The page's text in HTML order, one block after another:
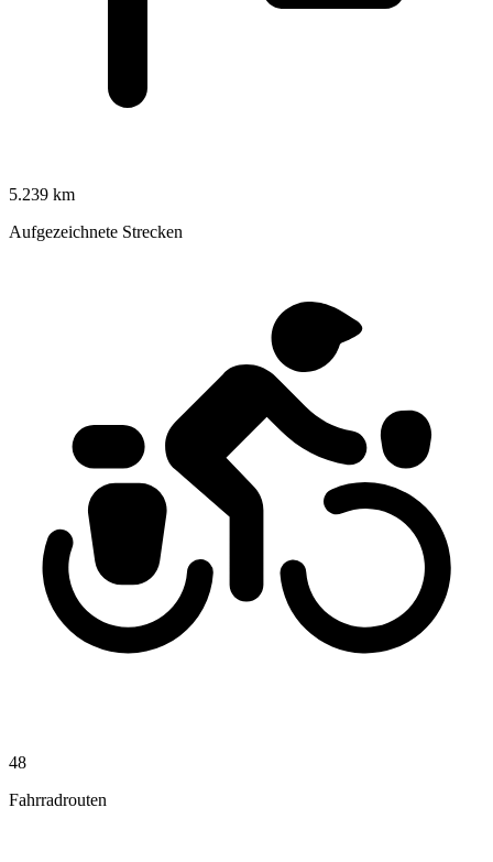
5.239 km
Aufgezeichnete Strecken
48
Fahrradrouten